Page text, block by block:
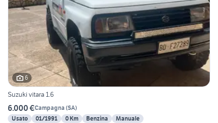
6
Suzuki vitara 1.6
6.000 €Campagna (SA)
Usato
01/1991 0 Km Benzina Manuale